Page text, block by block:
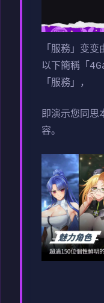
「服務」变
以下簡稱「
「服務」，
即演示您同思
容。